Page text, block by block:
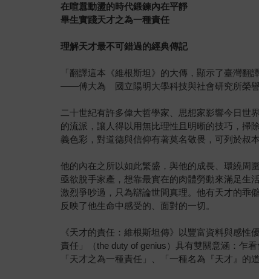
在喧囂動盪的時代鍛鍊內在平靜
畢生實踐天才之為一種責任
理解天才最不可錯過的經典傳記
「翻譯這本《維根斯坦》的大傳，顯示了臺灣翻
——傅大為 國立陽明大學科技與社會研究所榮
二十世紀有許多偉大哲學家、思想家影響今日世
的流派，讓人得以用無比理性且明晰的技巧，掃
義色彩，對道德與信仰有著莫名敬畏，可列於叔
他的內在之所以如此繁盛，與他的成長、環繞周
亟欲脫手家產，想靠最實在的肉體勞動來滿足生
激烈爭吵過，只為辯論世間真理。他有天才的乖
反映了他生命中感受的、面對的一切。
《天才的責任：維根斯坦傳》以豐富資料與感
責任」（the duty of genius）具有雙關意涵：乍
「天才之為一種責任」、「一種名為『天才』